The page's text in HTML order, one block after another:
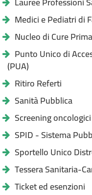
Medici e Pediatri di
Nucleo di Cure
Punto Unico di
(PUA)
Ritiro Referti
Sanità Pubblica
Screening oncologici
SPID - Sistema
Sportello Unico
Tessera Sanitaria-
Ticket ed esenzioni